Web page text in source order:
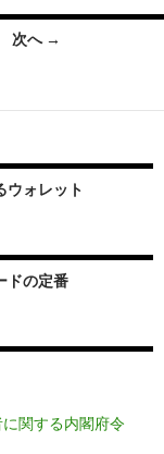
次へ →
ウォレット
ドの定番
に関する内閣府令